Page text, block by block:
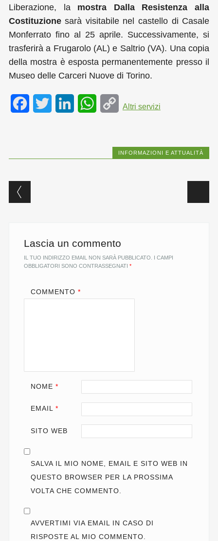
Liberazione, la mostra Dalla Resistenza alla
Costituzionesarà visitabile nel castello di Casale
Monferrato fino al 25 aprile. Successivamente, si
trasferirà a Frugarolo (AL) e Saltrio (VA). Una copia
della mostra è esposta permanentemente presso il
Museo delle Carceri Nuove di Torino.
e t k t
C
y
Altri servizi
INFORMAZIONI E ATTUALITÀ
Post navigation
Lascia un commento
IL TUO INDIRIZZO EMAIL NON SARÀ PUBBLICATO.
I CAMPI
OBBLIGATORI SONO CONTRASSEGNATI *
COMMENTO *
NOME *
EMAIL *
SITO WEB
SALVA IL MIO NOME, EMAIL E SITO WEB IN
QUESTO BROWSER PER LA PROSSIMA
VOLTA CHE COMMENTO.
AVVERTIMI VIA EMAIL IN CASO DI
RISPOSTE AL MIO COMMENTO.